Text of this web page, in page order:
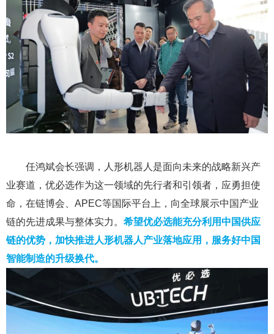
任鸿斌会长强调，人形机器人是面向未来的战略新兴产
业赛道，优必选作为这一领域的先行者和引领者，应勇担使
命，在链博会、APEC等国际平台上，向全球展示中国产业
链的先进成果与整体实力。 希望优必选能充分利用中国供应
链的优势，加快推进人形机器人产业落地应用，服务好中国
智能制造的升级换代。